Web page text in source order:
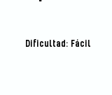
Dificultad: Fácil